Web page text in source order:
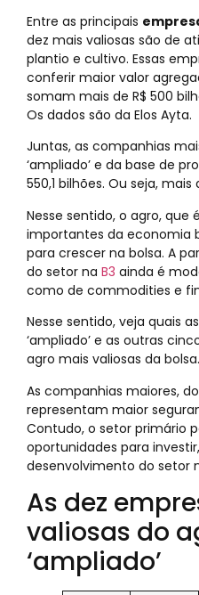
Entre as principais
dez mais valiosas são de
plantio e cultivo. Essas
conferir maior valor
somam mais de R$ 500
Os dados são da Elos Ayta.
Juntas, as companhias
‘ampliado’ e da base de
550,1 bilhões. Ou seja,
Nesse sentido, o agro, que
importantes da economia
para crescer na bolsa. A
do setor na B3 ainda é
como de commodities e
Nesse sentido, veja quais
‘ampliado’ e as outras
agro mais valiosas da bolsa.
As companhias maiores,
representam maior
Contudo, o setor primário
oportunidades para
desenvolvimento do setor
As dez
valiosas do
‘ampliado’